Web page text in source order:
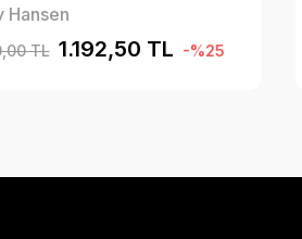
Hansen
TL 1.192,50 TL -%25